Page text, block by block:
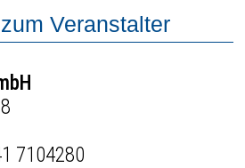
Veranstalter
7104280